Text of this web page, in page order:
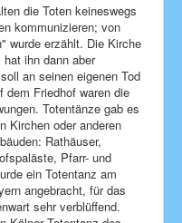
St. Petri
die Toten keineswegs
kommunizieren; von
wurde erzählt. Die Kirche
ihn dann aber
an seinen eigenen Tod
dem Friedhof waren die
Totentänze gab es
Kirchen oder anderen
Rathäuser,
Pfarr- und
ein Totentanz am
angebracht, für das
sehr verblüffend.